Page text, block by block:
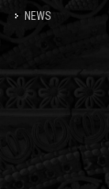
NEWS